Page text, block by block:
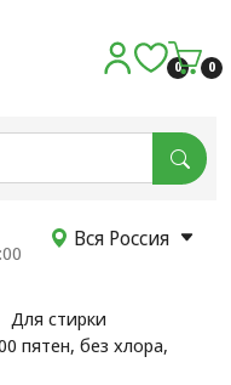
0 0
Вся Россия
Для стирки
пятен, без хлора,